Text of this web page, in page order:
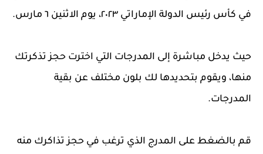
في كأس رئيس الدولة الإماراتي ٢٠٢٣، يوم الاثنين ٦ مارس.
حيث يدخل مباشرة إلى المدرجات التي اخترت حجز تذكرتك
منها، ويقوم بتحديدها لك بلون مختلف عن بقية
المدرجات.
قم بالضغط على المدرج الذي ترغب في حجز تذاكرك منه